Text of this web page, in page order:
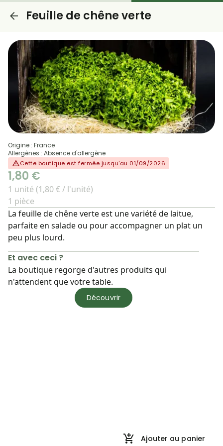
Feuille de chêne verte
Origine : France
Allergènes : Absence d'allergène
Cette boutique est fermée jusqu'au 01/09/2026
1,80 €
1 unité (1,80 € / l'unité)
1 pièce
La feuille de chêne verte est une variété de laitue,
parfaite en salade ou pour accompagner un plat un
peu plus lourd.
Et avec ceci ?
La boutique regorge d'autres produits qui
n'attendent que votre table.
Découvrir
Ajouter au panier